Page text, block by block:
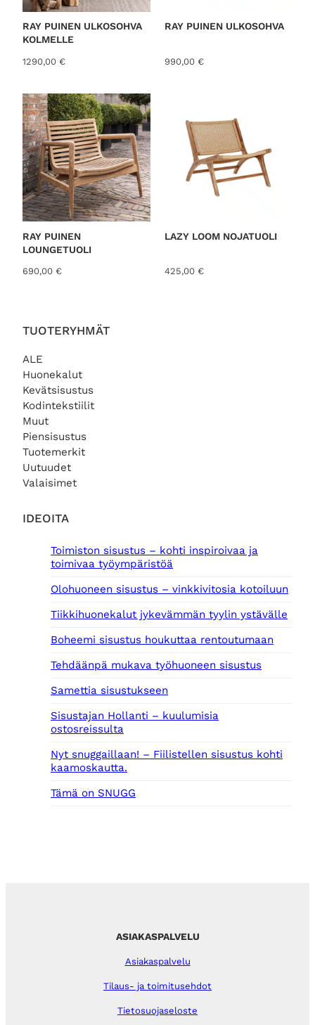
TUOTERYHMÄT
ALE
Huonekalut
Kevätsisustus
Kodintekstiilit
Muut
Piensisustus
Tuotemerkit
Uutuudet
Valaisimet
IDEOITA
Toimiston sisustus – kohti inspiroivaa ja
toimivaa työympäristöä
Olohuoneen sisustus – vinkkivitosia kotoiluun
Tiikkihuonekalut jykevämmän tyylin ystävälle
Boheemi sisustus houkuttaa rentoutumaan
Tehdäänpä mukava työhuoneen sisustus
Samettia sisustukseen
Sisustajan Hollanti – kuulumisia
ostosreissulta
Nyt snuggaillaan! – Fiilistellen sisustus kohti
kaamoskautta.
Tämä on SNUGG
a
t
RAY PUINEN ULKOSOHVA
KOLMELLE
1290,00 €
RAY PUINEN ULKOSOHVA
990,00 €
RAY PUINEN
LOUNGETUOLI
690,00 €
LAZY LOOM NOJATUOLI
425,00 €
ASIAKASPALVELU
Asiakaspalvelu
Tilaus- ja toimitusehdot
Tietosuojaseloste